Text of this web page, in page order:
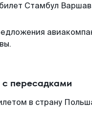
Стамбул
пересадками
в страну